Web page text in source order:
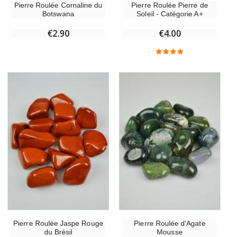
Pierre Roulée Cornaline du
Botswana
€2.90
Pierre Roulée Pierre de
Soleil - Catégorie A+
€4.00
Pierre Roulée Jaspe Rouge
du Brésil
Pierre Roulée d'Agate
Mousse